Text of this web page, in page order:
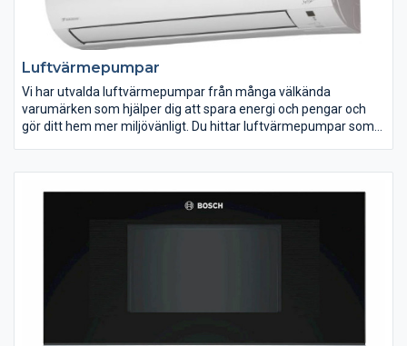
Luftvärmepumpar
Vi har utvalda luftvärmepumpar från många välkända
varumärken som hjälper dig att spara energi och pengar och
gör ditt hem mer miljövänligt. Du hittar luftvärmepumpar som
inomhusmiljö genom att aktivt rena och avfukta luften.
Tänk på att luftvärmepumpar måste enligt lag installeras av